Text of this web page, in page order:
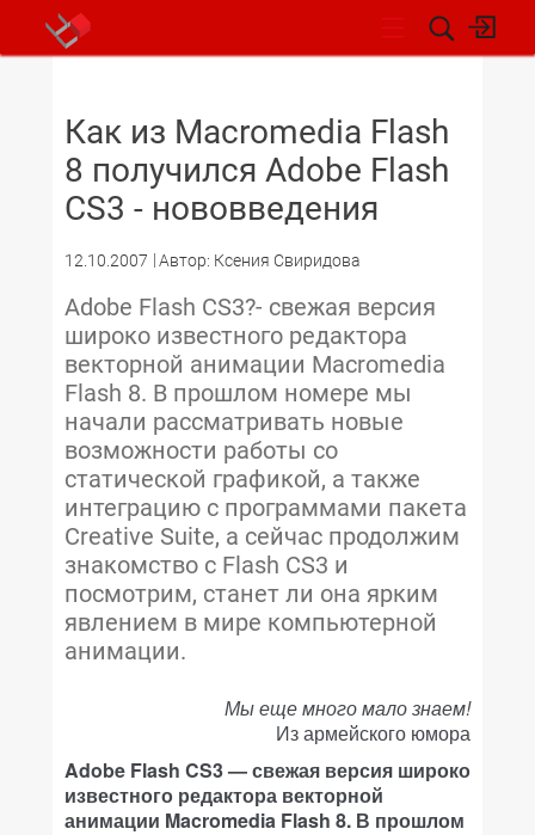
Как из Macromedia Flash
8 получился Adobe Flash
CS3 - нововведения
12.10.2007 Автор: Ксения Свиридова
Adobe Flash CS3?- свежая версия
широко известного редактора
векторной анимации Macromedia
Flash 8. В прошлом номере мы
начали рассматривать новые
возможности работы со
статической графикой, а также
интеграцию с программами пакета
Creative Suite, а сейчас продолжим
знакомство с Flash CS3 и
посмотрим, станет ли она ярким
явлением в мире компьютерной
анимации.
Мы еще много мало знаем!
Из армейского юмора
Adobe Flash CS3 — свежая версия широко
известного редактора векторной
анимации Macromedia Flash 8. В прошлом